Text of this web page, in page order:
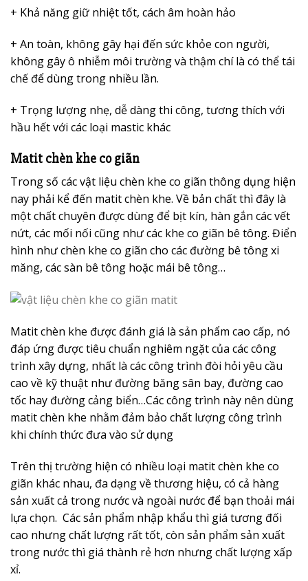
+ Khả năng giữ nhiệt tốt, cách âm hoàn hảo
+ An toàn, không gây hại đến sức khỏe con người,
không gây ô nhiễm môi trường và thậm chí là có thể tái
chế để dùng trong nhiều lần.
+ Trọng lượng nhẹ, dễ dàng thi công, tương thích với
hầu hết với các loại mastic khác
Matit chèn khe co giãn
Trong số các vật liệu chèn khe co giãn thông dụng hiện
nay phải kể đến matit chèn khe. Về bản chất thì đây là
một chất chuyên được dùng để bịt kín, hàn gắn các vết
nứt, các mối nối cũng như các khe co giãn bê tông. Điển
hình như chèn khe co giãn cho các đường bê tông xi
măng, các sàn bê tông hoặc mái bê tông…
Matit chèn khe được đánh giá là sản phẩm cao cấp, nó
đáp ứng được tiêu chuẩn nghiêm ngặt của các công
trình xây dựng, nhất là các công trình đòi hỏi yêu cầu
cao về kỹ thuật như đường băng sân bay, đường cao
tốc hay đường cảng biển…Các công trình này nên dùng
matit chèn khe nhằm đảm bảo chất lượng công trình
khi chính thức đưa vào sử dụng
Trên thị trường hiện có nhiều loại matit chèn khe co
giãn khác nhau, đa dạng về thương hiệu, có cả hàng
sản xuất cả trong nước và ngoài nước để bạn thoải mái
lựa chọn. Các sản phẩm nhập khẩu thì giá tương đối
cao nhưng chất lượng rất tốt, còn sản phẩm sản xuất
trong nước thì giá thành rẻ hơn nhưng chất lượng xấp
xỉ.